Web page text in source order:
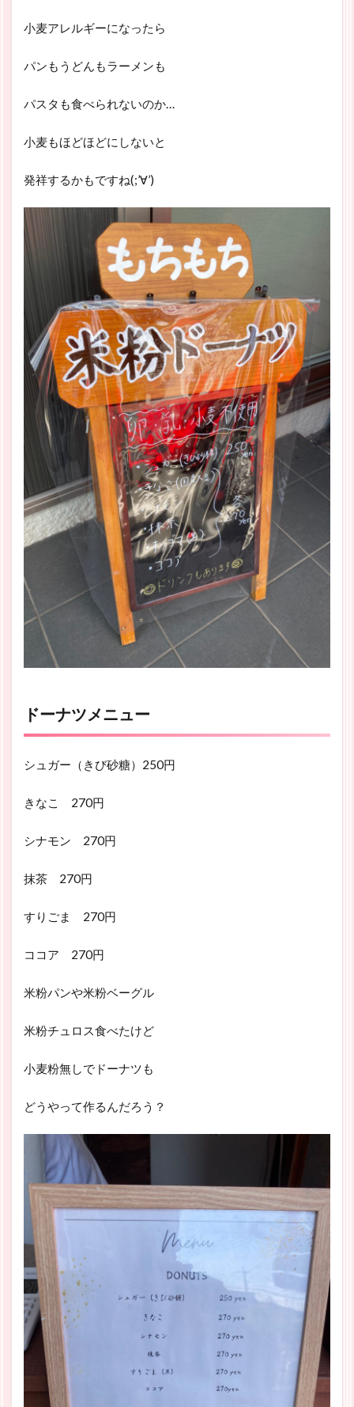
小麦アレルギーになったら
パンもうどんもラーメンも
パスタも食べられないのか…
小麦もほどほどにしないと
発祥するかもですね(;’∀’)
ドーナツメニュー
シュガー（きび砂糖）250円
きなこ 270円
シナモン 270円
抹茶 270円
すりごま 270円
ココア 270円
米粉パンや米粉ベーグル
米粉チュロス食べたけど
小麦粉無しでドーナツも
どうやって作るんだろう？